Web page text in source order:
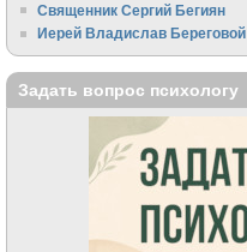
Священник Сергий Бегиян
Иерей Владислав Береговой
Задать вопрос психологу